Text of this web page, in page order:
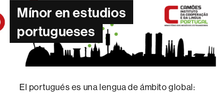
Mínor en estudios
portugueses
El portugués es una lengua de ámbito global: